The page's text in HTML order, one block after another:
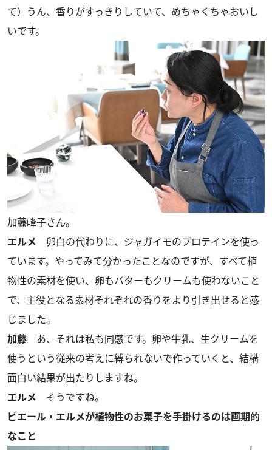
て）うん、香りがすっきりしていて、めちゃくちゃおいし
いです。
加藤峰子さん。
エルメ 卵白の代わりに、ジャガイモのプロテインを使っ
ています。やってみて分かったことなのですが、すべて植
物性の素材を使い、卵もバターもクリームも使わないこと
で、主役となる素材それぞれの香りをより引き出せると感
じました。
加藤 あ、それは私も同感です。卵や牛乳、生クリームを
使うという従来の考えに縛られないで作っていくと、結構
面白い結果が出たりしますね。
エルメ そうですね。
ピエール・エルメが植物性のお菓子を手掛けるのは画期的
なこと